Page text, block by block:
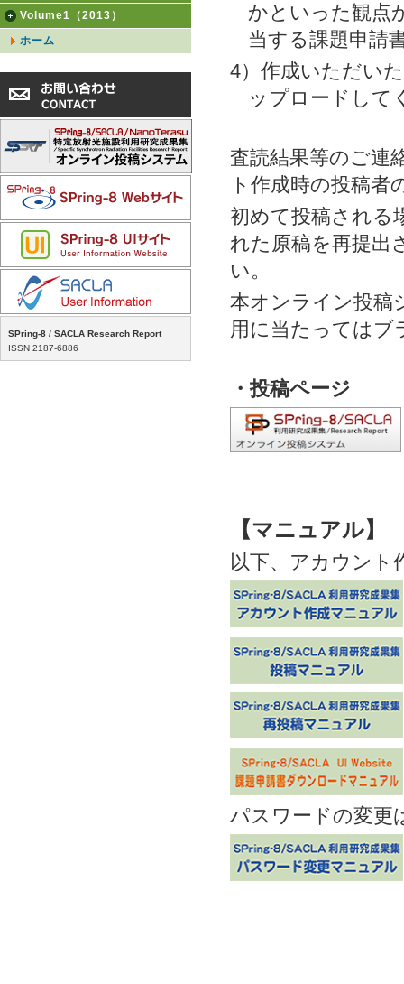
Volume1（2013）
ホーム
SPring-8 / SACLA Research Report
ISSN 2187-6886
かといった観点
当する課題申請
4）作成いただい
ップロードして
査読結果等のご連
ト作成時の投稿
初めて投稿される
れた原稿を再提出
い。
本オンライン投稿
用に当たってはブ
・投稿ページ
【マニュアル】
以下、アカウント
パスワードの変更